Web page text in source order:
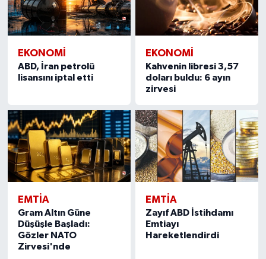
EKONOMI
ABD, İran petrolü
lisansını iptal etti
EKONOMI
Kahvenin libresi 3,57
doları buldu: 6 ayın
zirvesi
EMTIA
Gram Altın Güne
Düşüşle Başladı:
Gözler NATO
Zirvesi'nde
EMTIA
Zayıf ABD İstihdamı
Emtiayı
Hareketlendirdi